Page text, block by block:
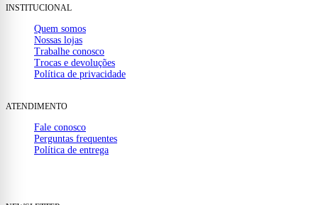
INSTITUCIONAL
Quem somos
Nossas lojas
Trabalhe conosco
Trocas e devoluções
Política de privacidade
ATENDIMENTO
Fale conosco
Perguntas frequentes
Política de entrega